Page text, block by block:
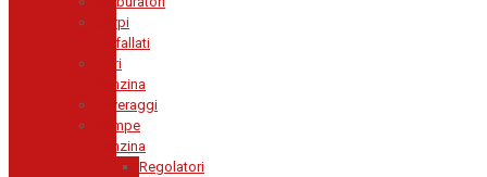
Corpi
Farfallati
Filtri
Benzina
Leveraggi
Pompe
Benzina
Regolatori